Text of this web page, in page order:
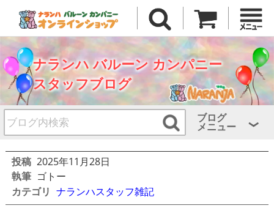
ナランハ バルーン カンパニー
スタッフブログ
ブログ
メニュー
投稿 2025年11月28日
執筆 ゴトー
カテゴリ ナランハスタッフ雑記